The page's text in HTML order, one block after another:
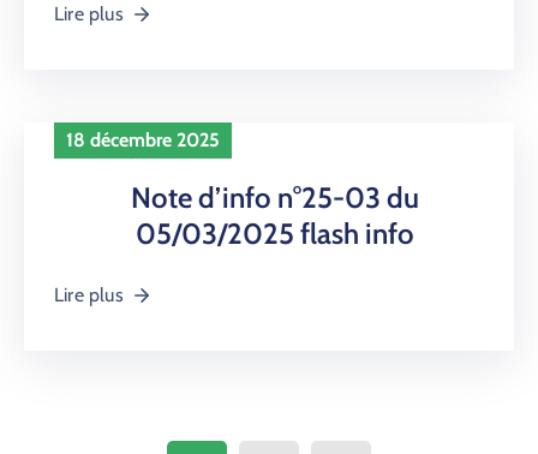
Lire plus
18 décembre 2025
Note d’info n°25-03 du
05/03/2025 flash info
Lire plus